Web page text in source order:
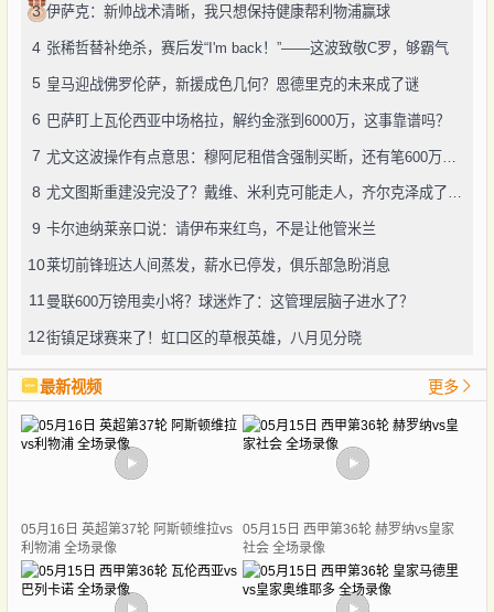
3 伊萨克：新帅战术清晰，我只想保持健康帮利物浦赢球
4 张稀哲替补绝杀，赛后发“I'm back！”——这波致敬C罗，够霸气
5 皇马迎战佛罗伦萨，新援成色几何？恩德里克的未来成了谜
6 巴萨盯上瓦伦西亚中场格拉，解约金涨到6000万，这事靠谱吗？
7 尤文这波操作有点意思：穆阿尼租借含强制买断，还有笔600万奖金悬了
8 尤文图斯重建没完没了？戴维、米利克可能走人，齐尔克泽成了新目标
9 卡尔迪纳莱亲口说：请伊布来红鸟，不是让他管米兰
10莱切前锋班达人间蒸发，薪水已停发，俱乐部急盼消息
11 曼联600万镑甩卖小将？球迷炸了：这管理层脑子进水了？
12街镇足球赛来了！虹口区的草根英雄，八月见分晓
最新视频 更多
05月16日 英超第37轮 阿斯顿维拉vs
利物浦 全场录像
05月15日 西甲第36轮 赫罗纳vs皇家
社会 全场录像